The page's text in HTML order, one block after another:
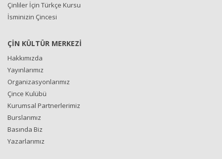
Çinliler İçin Türkçe Kursu
İsminizin Çincesi
ÇİN KÜLTÜR MERKEZİ
Hakkımızda
Yayınlarımız
Organizasyonlarımız
Çince Kulübü
Kurumsal Partnerlerimiz
Burslarımız
Basında Biz
Yazarlarımız